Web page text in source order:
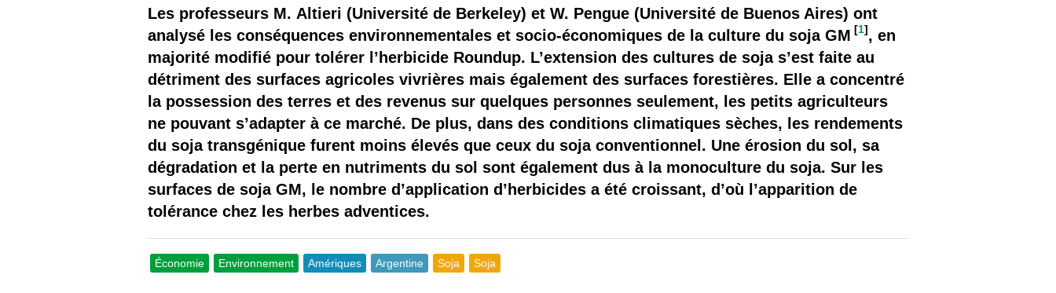
Il y a semence…. et semence
Quels sont les avantages et les inconvénients des OGM ?
Les professeurs M. Altieri (Université de Berkeley) et W. Pengue (Université de Buenos Aires) ont
analysé les conséquences environnementales et socio-économiques de la culture du soja GM [1], en
majorité modifié pour tolérer l’herbicide Roundup. L’extension des cultures de soja s’est faite au
détriment des surfaces agricoles vivrières mais également des surfaces forestières. Elle a concentré
la possession des terres et des revenus sur quelques personnes seulement, les petits agriculteurs
ne pouvant s’adapter à ce marché. De plus, dans des conditions climatiques sèches, les rendements
du soja transgénique furent moins élevés que ceux du soja conventionnel. Une érosion du sol, sa
dégradation et la perte en nutriments du sol sont également dus à la monoculture du soja. Sur les
surfaces de soja GM, le nombre d’application d’herbicides a été croissant, d’où l’apparition de
tolérance chez les herbes adventices.
Économie Environnement Amériques Argentine Soja Soja